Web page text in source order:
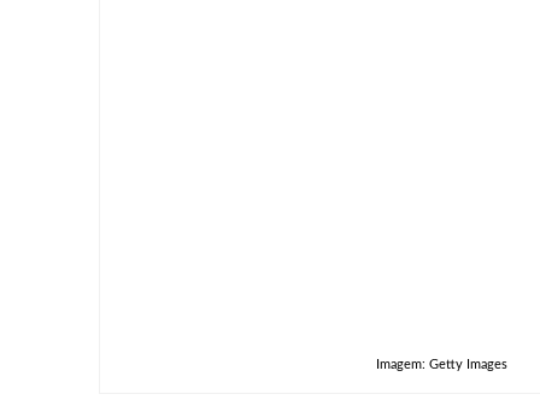
Imagem: Getty Images